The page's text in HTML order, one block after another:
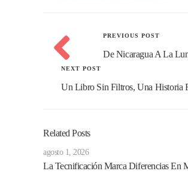
PREVIOUS POST
De Nicaragua A La
NEXT POST
Un Libro Sin Filtros, Una Historia
Related Posts
agosto 1, 2026
La Tecnificación Marca Diferencias En